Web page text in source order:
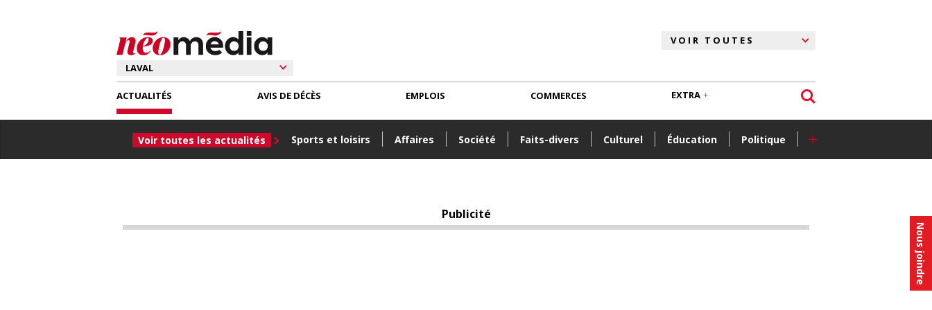
Nous joindre
ACTUALITÉS
Voir toutes les actualités Sports et loisirs Affaires Société Faits-divers Culturel Éducation Politique +
AVIS DE DÉCÈS EMPLOIS COMMERCES EXTRA
Publicité